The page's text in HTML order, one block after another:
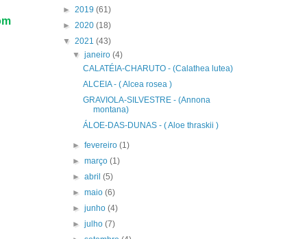
► 2019 (61)
► 2020 (18)
▼ 2021 (43)
▼janeiro(4)
CALATÉIA-CHARUTO - (Calathea lutea)
ALCEIA - ( Alcea rosea )
GRAVIOLA-SILVESTRE - (Annona
montana)
ÁLOE-DAS-DUNAS - ( Aloe thraskii )
►fevereiro(1)
►março(1)
►abril(5)
►maio(6)
►junho(4)
►julho(7)